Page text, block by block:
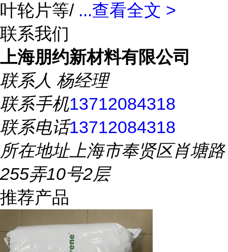
叶轮片等/ ...查看全文 >
联系我们
上海朋约新材料有限公司
联系人 杨经理
联系手机13712084318
联系电话13712084318
所在地址上海市奉贤区肖塘路
255弄10号2层
推荐产品